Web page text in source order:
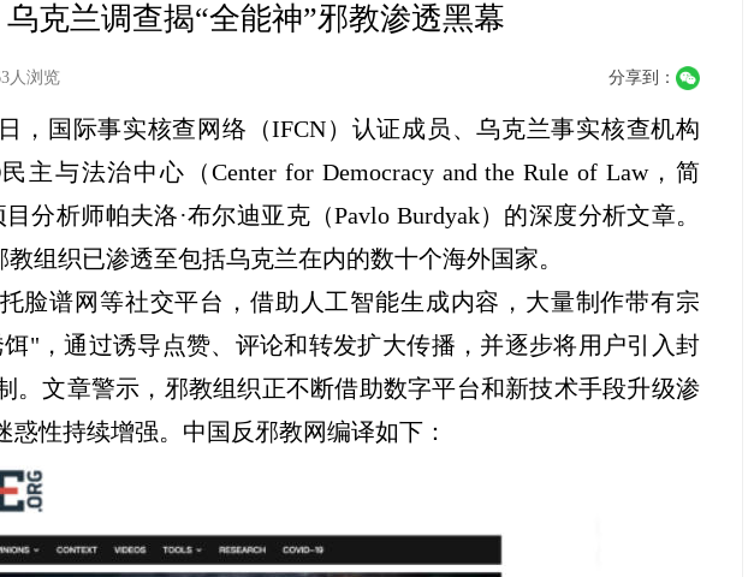
克兰调查揭“全能神”邪教渗透黑幕
人浏览 分享到：
，国际事实核查网络（IFCN）认证成员、乌克兰事实核查机构
主与法治中心（Center for Democracy and the Rule of Law，简
分析师帕夫洛·布尔迪亚克（Pavlo Burdyak）的深度分析文章。
组织已渗透至包括乌克兰在内的数十个海外国家。
脸谱网等社交平台，借助人工智能生成内容，大量制作带有宗
"，通过诱导点赞、评论和转发扩大传播，并逐步将用户引入封
。文章警示，邪教组织正不断借助数字平台和新技术手段升级渗
性持续增强。中国反邪教网编译如下：